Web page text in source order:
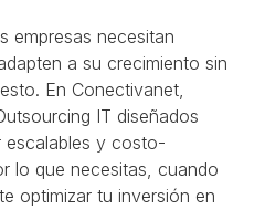
empresas necesitan
a su crecimiento sin
En Conectivanet,
IT diseñados
escalables y costo-
lo que necesitas, cuando
optimizar tu inversión en